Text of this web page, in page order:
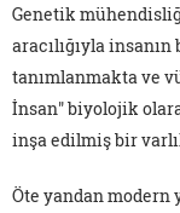
Genetik
aracılığıyla
tanımlanmakta ve
İnsan" biyolojik
inşa edilmiş bir
Öte yandan